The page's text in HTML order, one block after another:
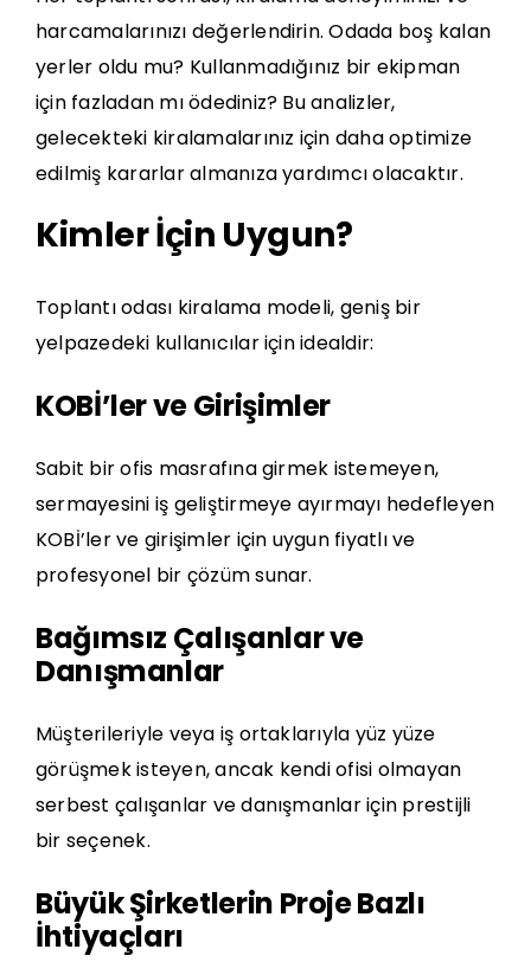
harcamalarınızı değerlendirin. Odada boş kalan
yerler oldu mu? Kullanmadığınız bir ekipman
için fazladan mı ödediniz? Bu analizler,
gelecekteki kiralamalarınız için daha optimize
edilmiş kararlar almanıza yardımcı olacaktır.
Kimler İçin Uygun?
Toplantı odası kiralama modeli, geniş bir
yelpazedeki kullanıcılar için idealdir:
KOBİ’ler ve Girişimler
Sabit bir ofis masrafına girmek istemeyen,
sermayesini iş geliştirmeye ayırmayı hedefleyen
KOBİ’ler ve girişimler için uygun fiyatlı ve
profesyonel bir çözüm sunar.
Bağımsız Çalışanlar ve
Danışmanlar
Müşterileriyle veya iş ortaklarıyla yüz yüze
görüşmek isteyen, ancak kendi ofisi olmayan
serbest çalışanlar ve danışmanlar için prestijli
bir seçenek.
Büyük Şirketlerin Proje Bazlı
İhtiyaçları